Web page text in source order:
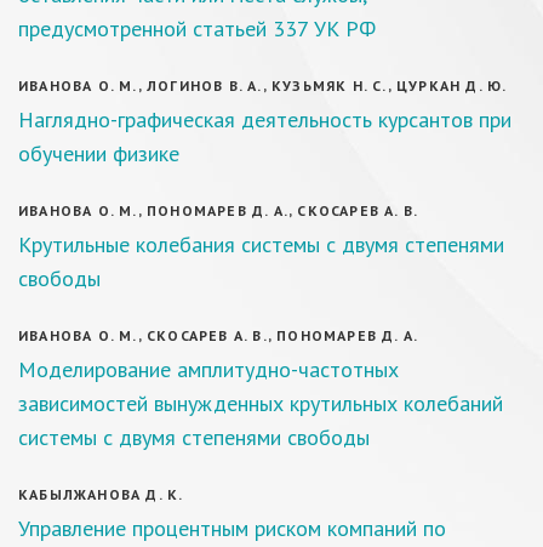
предусмотренной статьей 337 УК РФ
ИВАНОВА О. М., ЛОГИНОВ В. А., КУЗЬМЯК Н. С., ЦУРКАН Д. Ю.
Наглядно-графическая деятельность курсантов при
обучении физике
ИВАНОВА О. М., ПОНОМАРЕВ Д. А., СКОСАРЕВ А. В.
Крутильные колебания системы с двумя степенями
свободы
ИВАНОВА О. М., СКОСАРЕВ А. В., ПОНОМАРЕВ Д. А.
Моделирование амплитудно-частотных
зависимостей вынужденных крутильных колебаний
системы с двумя степенями свободы
КАБЫЛЖАНОВА Д. К.
Управление процентным риском компаний по